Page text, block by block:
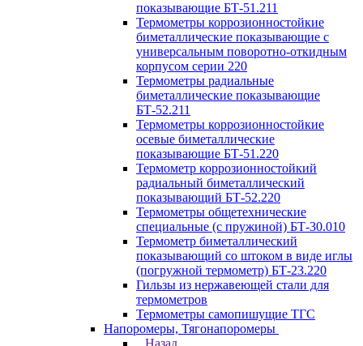
показывающие БТ-51.211
Термометры коррозионностойкие
биметаллические показывающие с
универсальным поворотно-откидным
корпусом серии 220
Термометры радиальные
биметаллические показывающие
БТ-52.211
Термометры коррозионностойкие
осевые биметаллические
показывающие БТ-51.220
Термометр коррозионностойкий
радиальный биметаллический
показывающий БТ-52.220
Термометры общетехнические
специальные (с пружиной) БТ-30.010
Термометр биметаллический
показывающий со штоком в виде иглы
(погружной термометр) БТ-23.220
Гильзы из нержавеющей стали для
термометров
Термометры самопишущие ТГС
Напоромеры, Тягонапоромеры
Назад